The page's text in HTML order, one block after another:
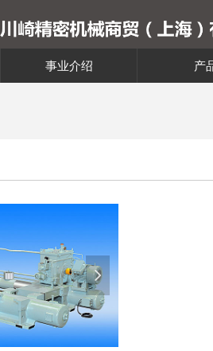
事业介绍 产
넲